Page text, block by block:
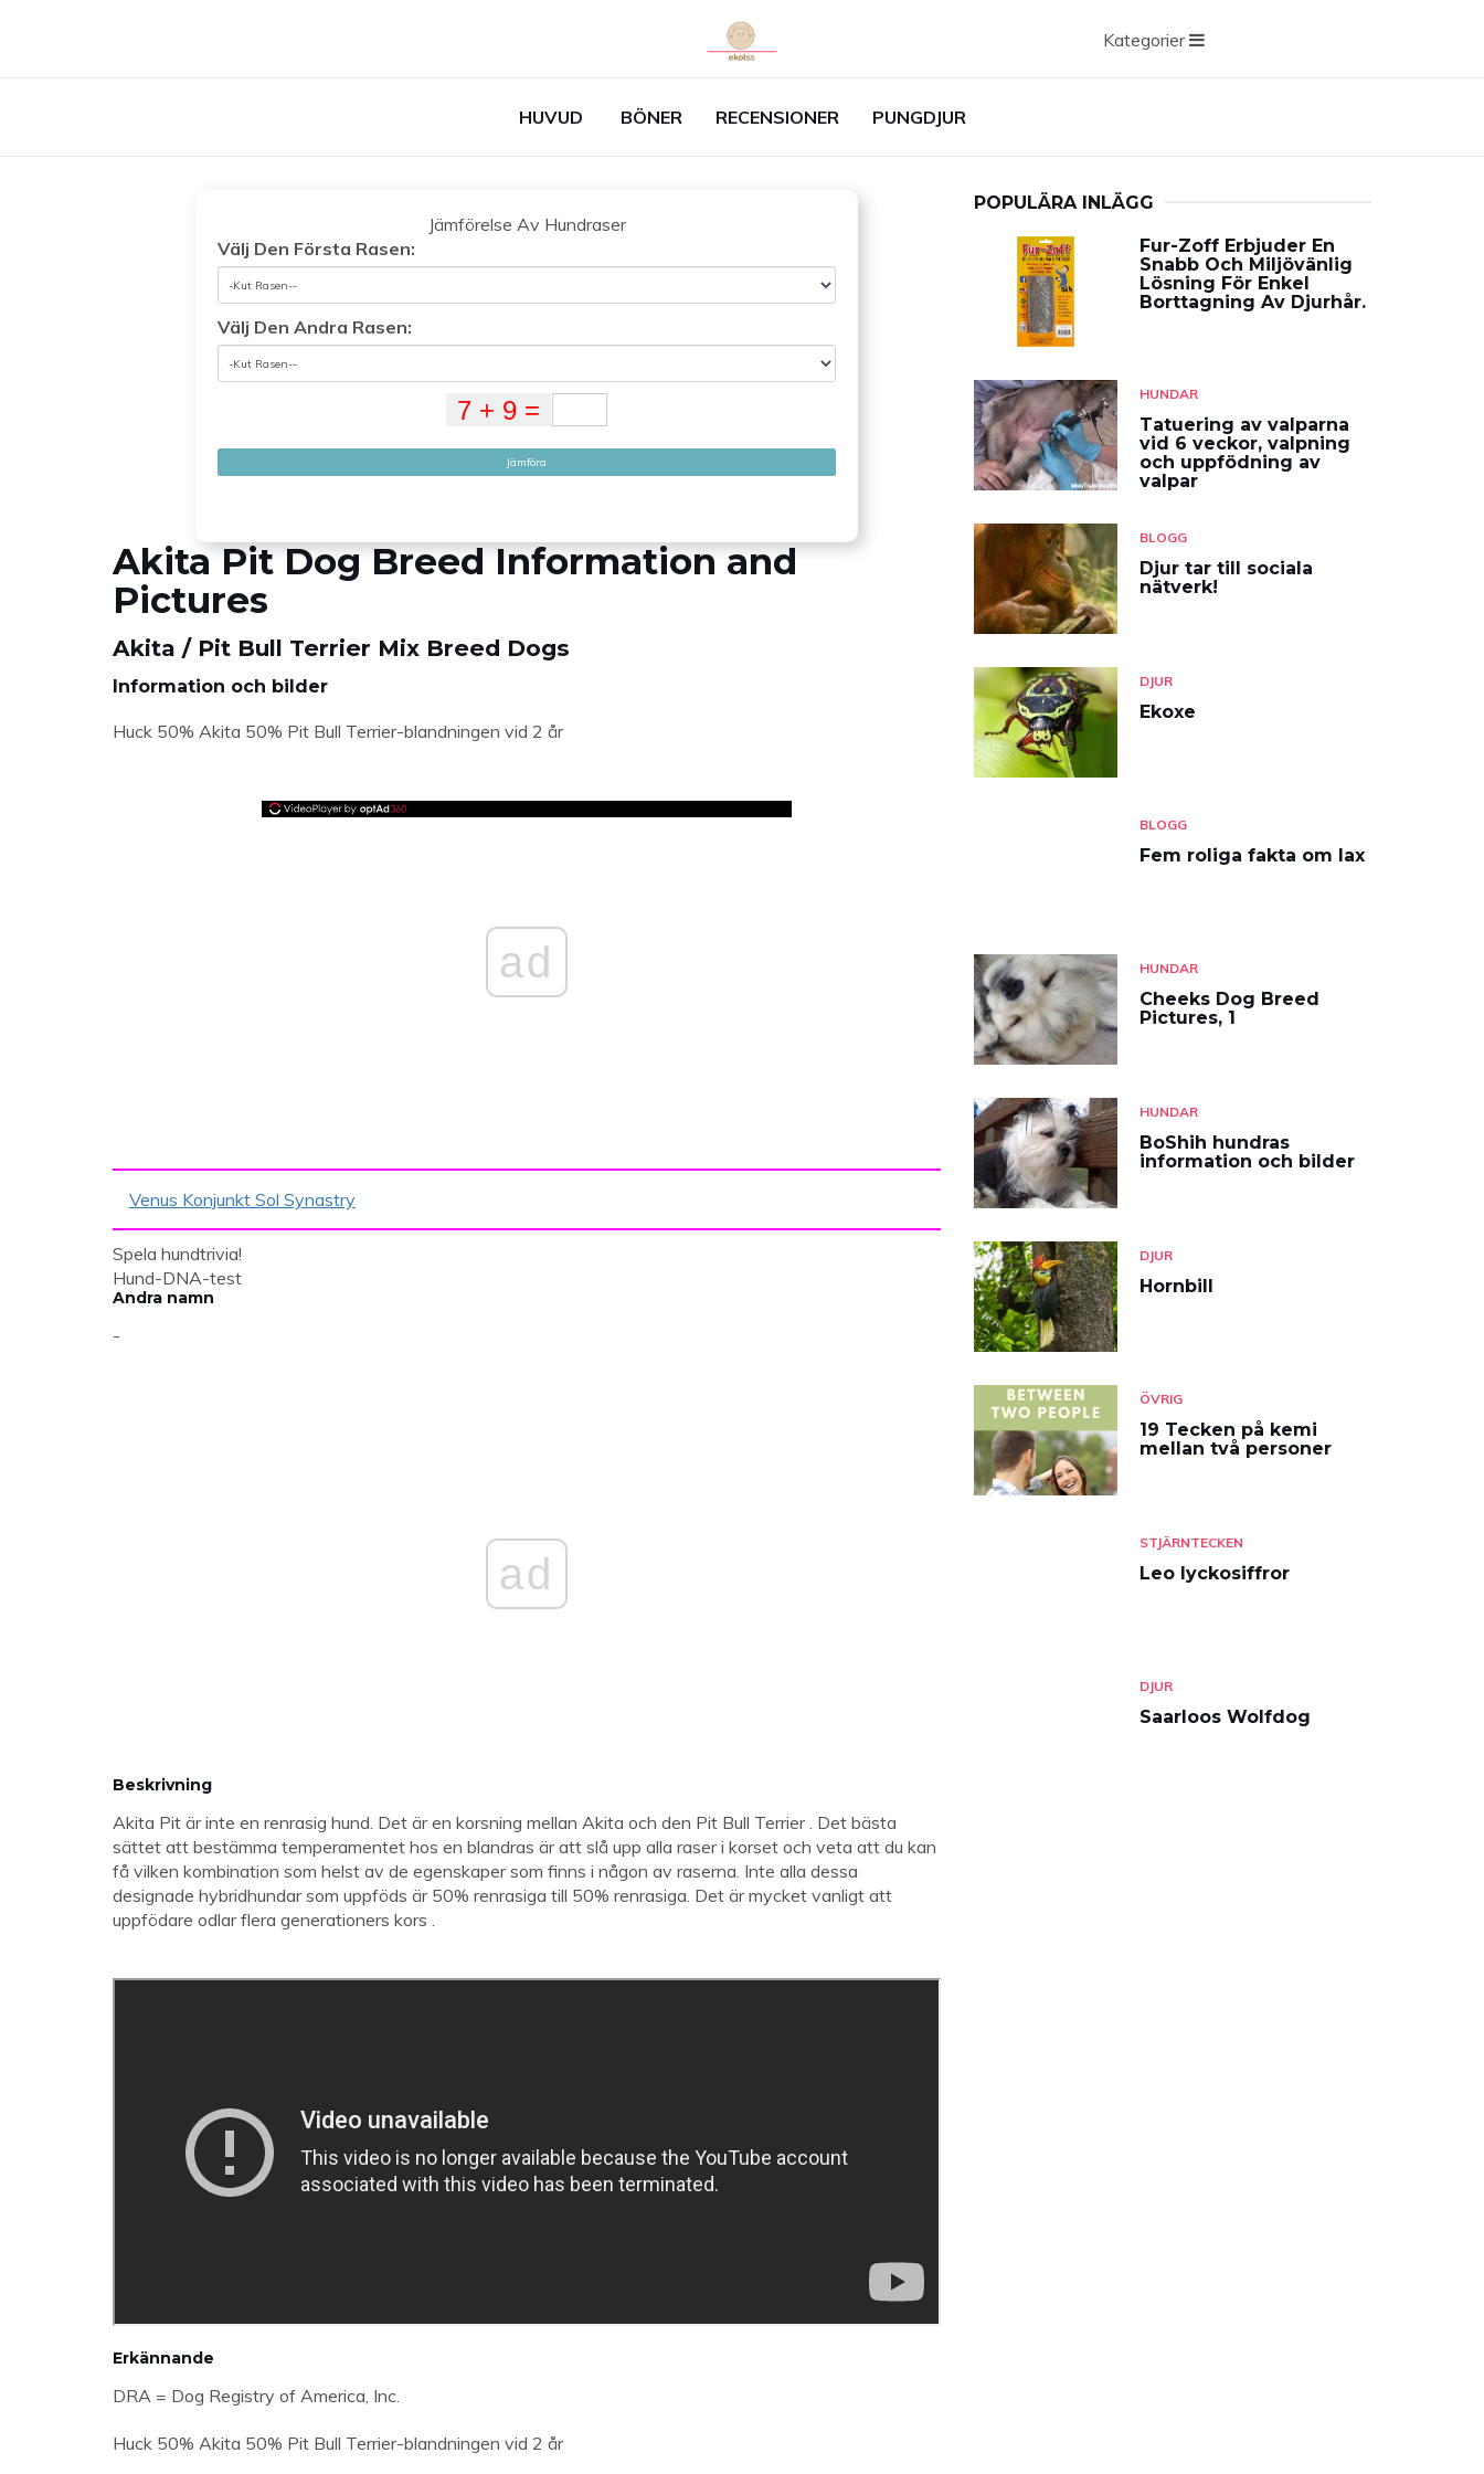
Kategorier
HUVUD BÖNER RECENSIONER PUNGDJUR
Jämförelse Av Hundraser
Välj Den Första Rasen:
Välj Den Andra Rasen:
Jämföra
Akita Pit Dog Breed Information and
Pictures
Akita / Pit Bull Terrier Mix Breed Dogs
Information och bilder
Huck 50% Akita 50% Pit Bull Terrier-blandningen vid 2 år
ad
Venus Konjunkt Sol Synastry
Spela hundtrivia!
Hund-DNA-test
Andra namn
-
ad
Beskrivning
Akita Pit är inte en renrasig hund. Det är en korsning mellan Akita och den Pit Bull Terrier . Det bästa
sättet att bestämma temperamentet hos en blandras är att slå upp alla raser i korset och veta att du kan
få vilken kombination som helst av de egenskaper som finns i någon av raserna. Inte alla dessa
designade hybridhundar som uppföds är 50% renrasiga till 50% renrasiga. Det är mycket vanligt att
uppfödare odlar flera generationers kors .
Erkännande
DRA = Dog Registry of America, Inc.
Huck 50% Akita 50% Pit Bull Terrier-blandningen vid 2 år
POPULÄRA INLÄGG
Fur-Zoff Erbjuder En
Snabb Och Miljövänlig
Lösning För Enkel
Borttagning Av Djurhår.
HUNDAR
Tatuering av valparna
vid 6 veckor, valpning
och uppfödning av
valpar
BLOGG
Djur tar till sociala
nätverk!
DJUR
Ekoxe
BLOGG
Fem roliga fakta om lax
HUNDAR
Cheeks Dog Breed
Pictures, 1
HUNDAR
BoShih hundras
information och bilder
DJUR
Hornbill
ÖVRIG
19 Tecken på kemi
mellan två personer
STJÄRNTECKEN
Leo lyckosiffror
DJUR
Saarloos Wolfdog